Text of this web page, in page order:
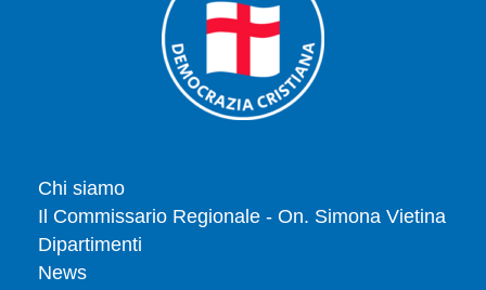
Chi siamo
Il Commissario Regionale - On. Simona Vietina
Dipartimenti
News